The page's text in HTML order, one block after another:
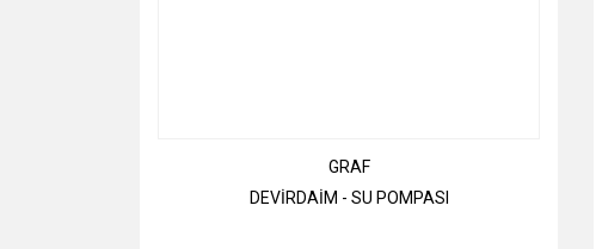
GRAF
DEVİRDAİM - SU POMPASI